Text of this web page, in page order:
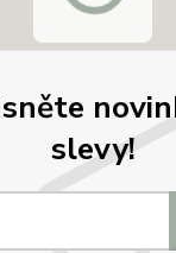
slevy!